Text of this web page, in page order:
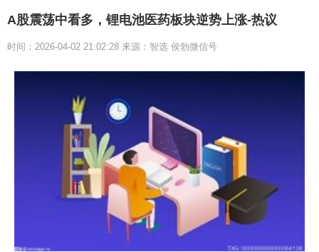
A股震荡中看多，锂电池医药板块逆势上涨-热议
时间：2026-04-02 21:02:28 来源：智选 侯勃微信号